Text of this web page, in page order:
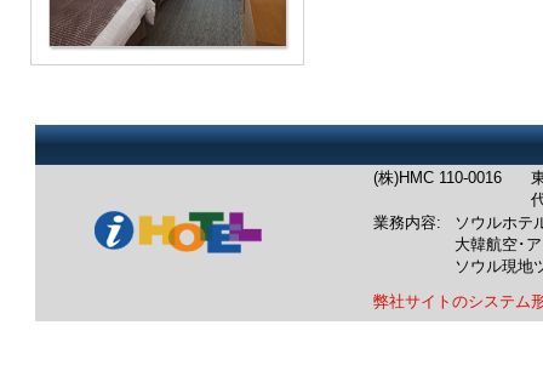
(株)HMC 110-0016
業務内容:
ソウルホテ
大韓航空･
ソウル現地
弊社サイトのシステム